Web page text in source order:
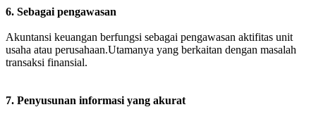
6. Sebagai pengawasan
Akuntansi keuangan berfungsi sebagai pengawasan aktifitas unit
usaha atau perusahaan.Utamanya yang berkaitan dengan masalah
transaksi finansial.
7. Penyusunan informasi yang akurat